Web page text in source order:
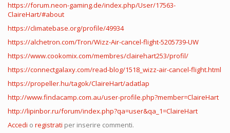
https://forum.neon-gaming.de/index.php/User/17563-
ClaireHart/#about
https://climatebase.org/profile/49934
https://alchetron.com/Tron/Wizz-Air-cancel-flight-5205739-UW
https://www.cookomix.com/membres/clairehart253/profil/
https://connectgalaxy.com/read-blog/1518_wizz-air-cancel-flight.html
https://propeller.hu/tagok/ClaireHart/adatlap
http://www.findacamp.com.au/user-profile.php?member=ClaireHart
http://lipinbor.ru/forum/index.php?qa=user&qa_1=ClaireHart
Accedi o registrati per inserire commenti.